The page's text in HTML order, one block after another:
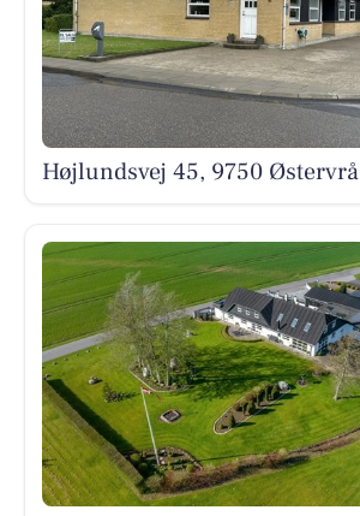
Højlundsvej 45, 9750 Østervrå